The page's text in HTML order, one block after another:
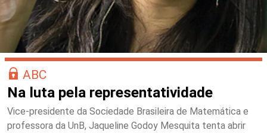
ABC
Na luta pela representatividade
Vice-presidente da Sociedade Brasileira de Matemática e
professora da UnB, Jaqueline Godoy Mesquita tenta abrir